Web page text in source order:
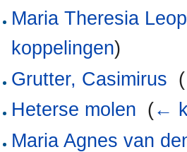
Maria Theresia
koppelingen)
Grutter, Casimirus (
Heterse molen (←
Maria Agnes van